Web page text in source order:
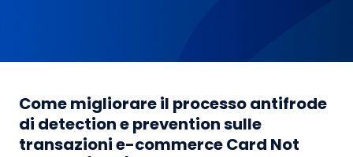
Come migliorare il processo antifrode
di detection e prevention sulle
transazioni e-commerce Card Not